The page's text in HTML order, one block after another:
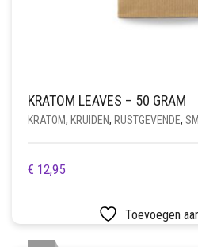
KRATOM LEAVES – 50 GRAM
KRATOM, KRUIDEN, RUSTGEVENDE,
€ 12,95
Toevoegen